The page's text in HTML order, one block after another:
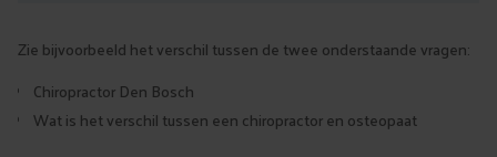
Zie bijvoorbeeld het verschil tussen de twee onderstaande vragen:
Chiropractor Den Bosch
Wat is het verschil tussen een chiropractor en osteopaat